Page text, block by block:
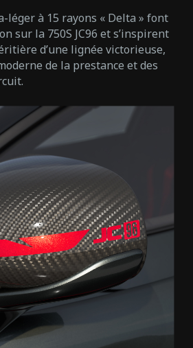
à 15 rayons « Delta » font
sur la 750S JC96 et s’inspirent
d’une lignée victorieuse,
de la prestance et des